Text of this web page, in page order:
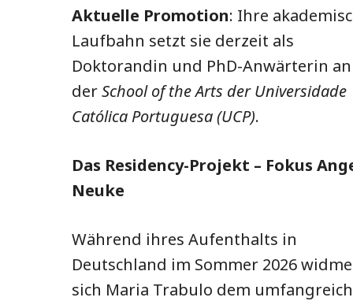
Aktuelle Promotion: Ihre
Laufbahn setzt sie derzeit als
Doktorandin und PhD-Anwärterin an
derSchool of the Arts der Universidade
Católica Portuguesa (UCP).
Das Residency-Projekt – Fokus
Neuke
Während ihres Aufenthalts in
Deutschland im Sommer 2026
sich Maria Trabulo dem